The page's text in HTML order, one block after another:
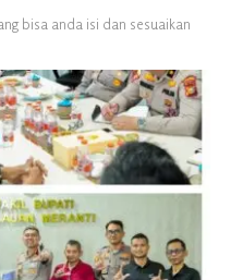
bisa anda isi dan sesuaikan